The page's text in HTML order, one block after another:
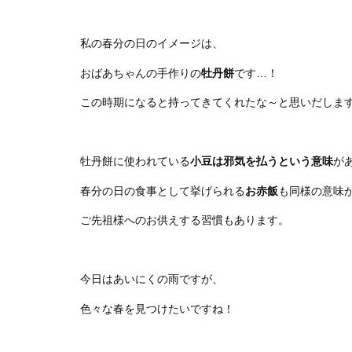
私の春分の日のイメージは、
おばあちゃんの手作りの牡丹餅です…！
この時期になると持ってきてくれたな～と思いだします
牡丹餅に使われている小豆は邪気を払うという意味が
春分の日の食事として挙げられるお赤飯も同様の意味
ご先祖様へのお供えする習慣もあります。
今日はあいにくの雨ですが、
色々な春を見つけたいですね！